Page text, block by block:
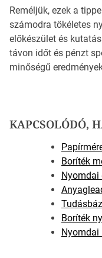
Reméljük, ezek a
számodra tökéletes
előkészület és
távon időt és pénzt
minőségű
KAPCSOLÓDÓ,
Boríték
Nyomdai
Boríték
Nyomdai